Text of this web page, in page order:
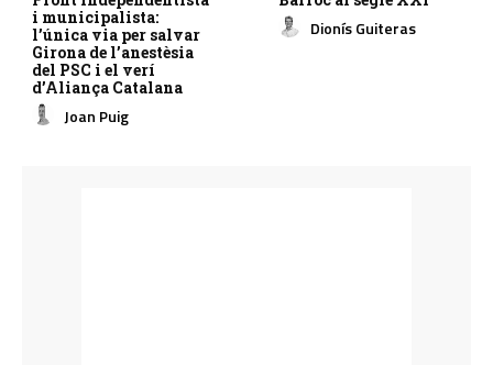
i municipalista:
l’única via per salvar
Girona de l’anestèsia
del PSC i el verí
d’Aliança Catalana
Joan Puig
Dionís Guiteras